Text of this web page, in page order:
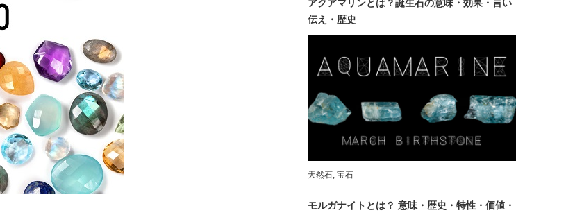
アクアマリンとは？誕生石の意味・効果・言い
伝え・歴史
天然石 宝石
モルガナイトとは？ 意味・歴史・特性・価値・